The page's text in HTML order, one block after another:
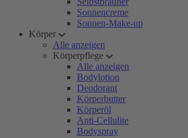
Sonnencreme
Sonnen-Make-up
Körper
Alle anzeigen
Körperpflege
Alle anzeigen
Bodylotion
Deodorant
Körperbutter
Körperöl
Anti-Cellulite
Bodyspray